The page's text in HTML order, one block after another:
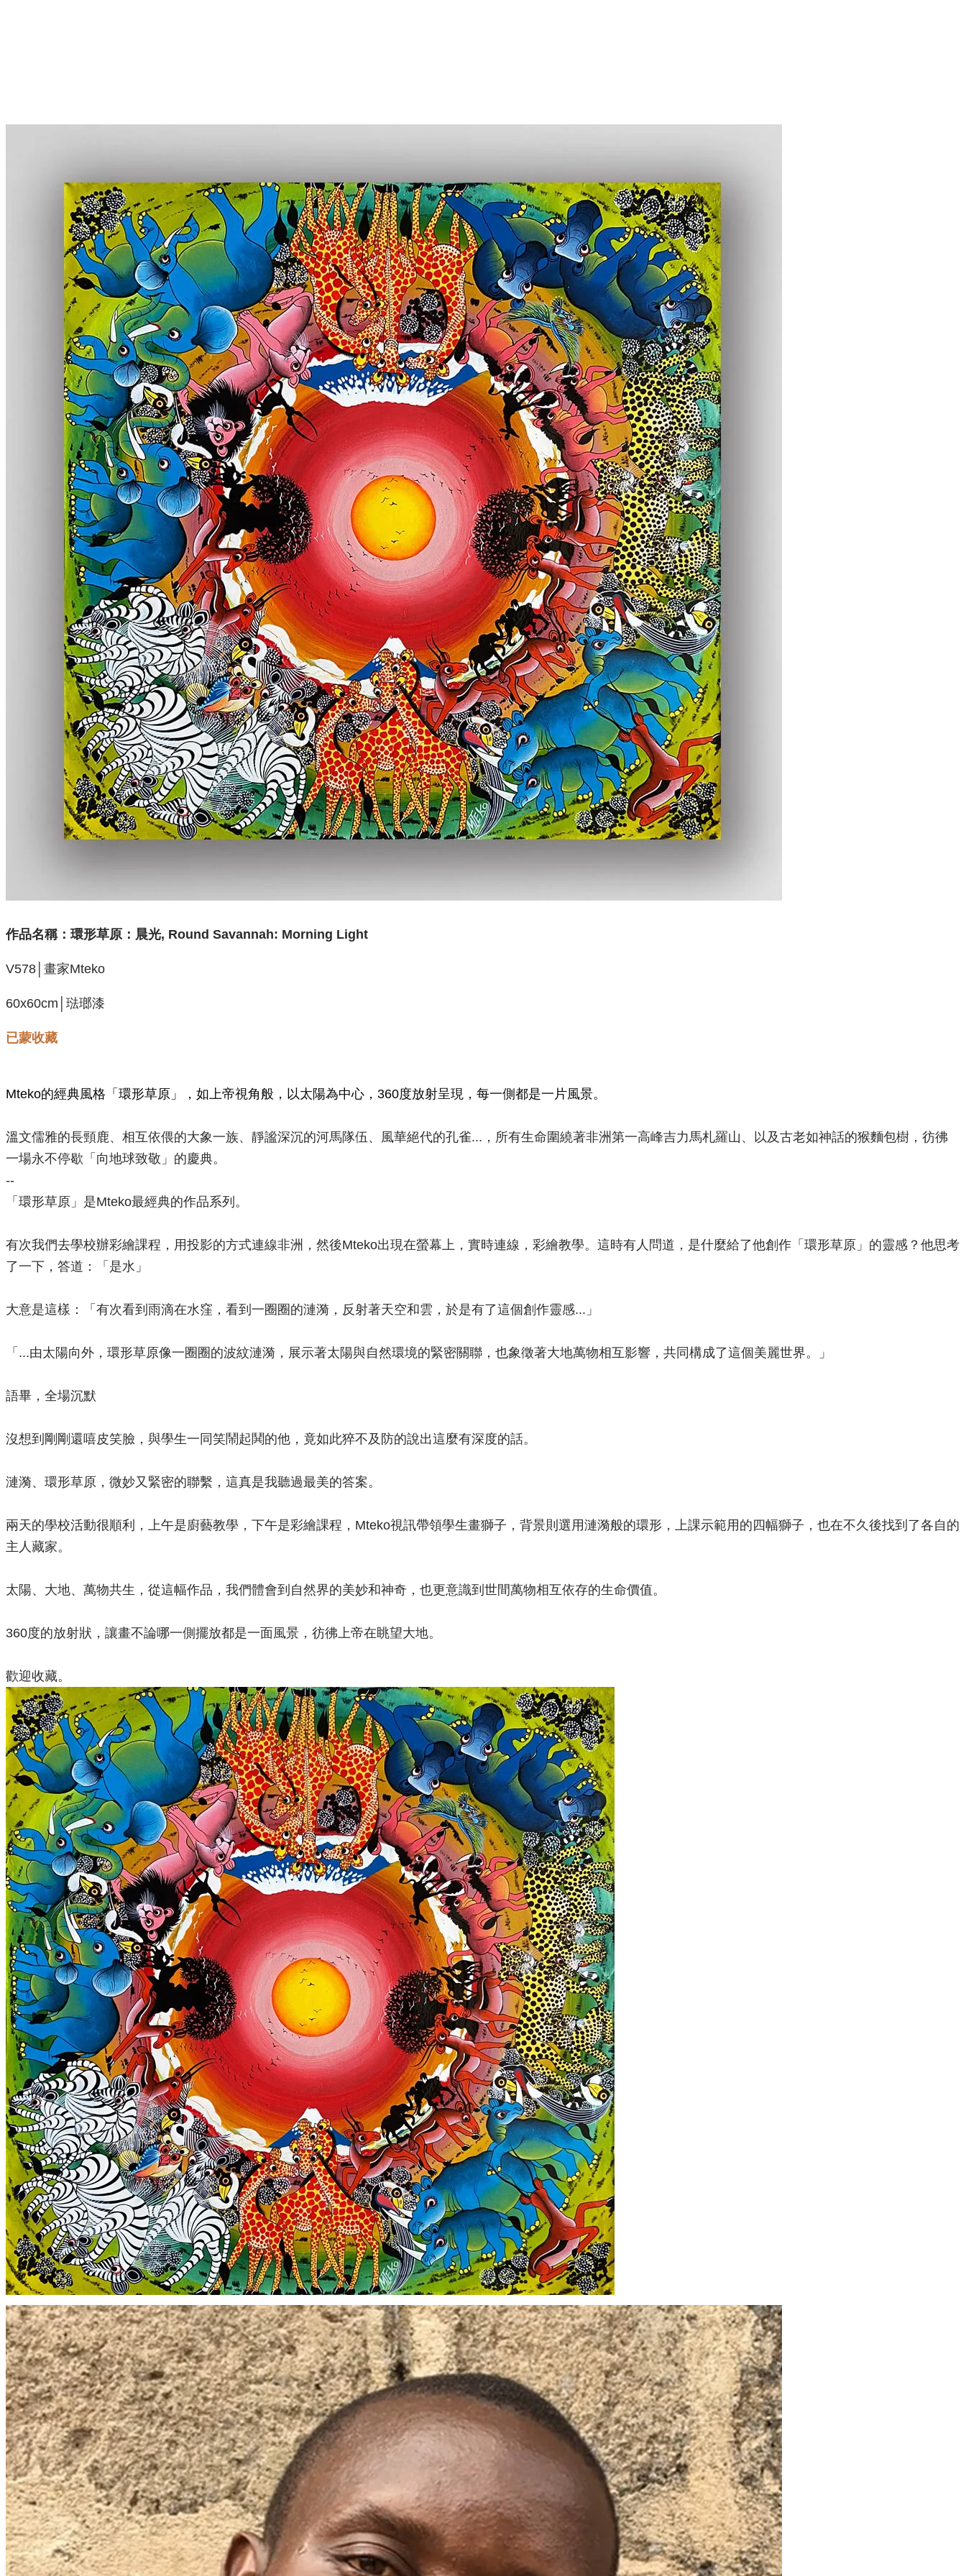
More...
作品名稱： 環形草原：晨光, Round Savannah: Morning Light
V578│畫家Mteko
60x60cm│琺瑯漆
已蒙收藏
Mteko的經典風格「環形草原」，如上帝視角般，以太陽為中心，360度放射呈現，每一側都是一片風景。
溫文儒雅的長頸鹿、相互依偎的大象一族、靜謐深沉的河馬隊伍、風華絕代的孔雀...，所有生命圍繞著非洲第一高峰吉力馬札羅山、以及古老如神話的猴麵包樹，彷彿
一場永不停歇「向地球致敬」的慶典。
--
「環形草原」是Mteko最經典的作品系列。
有次我們去學校辦彩繪課程，用投影的方式連線非洲，然後Mteko出現在螢幕上，實時連線，彩繪教學。這時有人問道，是什麼給了他創作「環形草原」的靈感？他思考
了一下，答道：「是水」
大意是這樣：「有次看到雨滴在水窪，看到一圈圈的漣漪，反射著天空和雲，於是有了這個創作靈感...」
「...由太陽向外，環形草原像一圈圈的波紋漣漪，展示著太陽與自然環境的緊密關聯，也象徵著大地萬物相互影響，共同構成了這個美麗世界。」
語畢，全場沉默
沒想到剛剛還嘻皮笑臉，與學生一同笑鬧起鬨的他，竟如此猝不及防的說出這麼有深度的話。
漣漪、環形草原，微妙又緊密的聯繫，這真是我聽過最美的答案。
兩天的學校活動很順利，上午是廚藝教學，下午是彩繪課程，Mteko視訊帶領學生畫獅子，背景則選用漣漪般的環形，上課示範用的四幅獅子，也在不久後找到了各自的
主人藏家。
太陽、大地、萬物共生，從這幅作品，我們體會到自然界的美妙和神奇，也更意識到世間萬物相互依存的生命價值。
360度的放射狀，讓畫不論哪一側擺放都是一面風景，彷彿上帝在眺望大地。
歡迎收藏。